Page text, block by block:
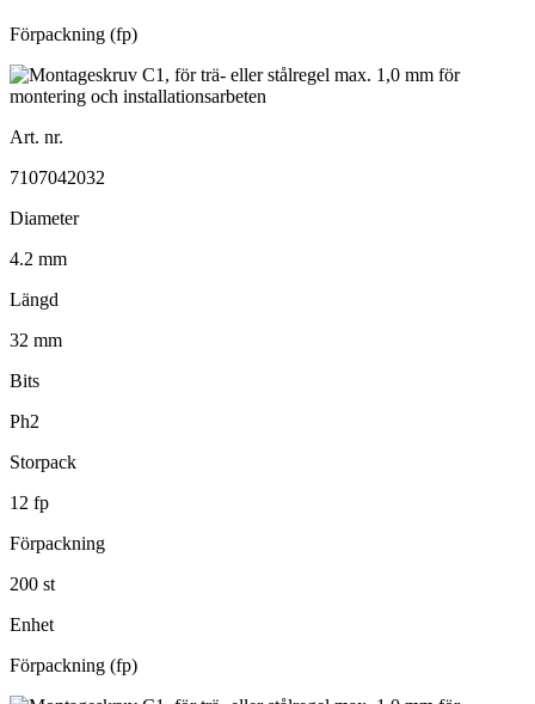
Förpackning (fp)
Art. nr.
7107042032
Diameter
4.2 mm
Längd
32 mm
Bits
Ph2
Storpack
12 fp
Förpackning
200 st
Enhet
Förpackning (fp)